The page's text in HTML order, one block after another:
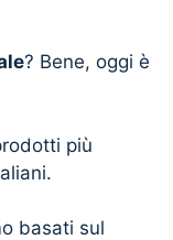
? Bene, oggi è
più
basati sul